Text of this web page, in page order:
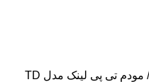
/ مودم تی پی لینک مدل TD